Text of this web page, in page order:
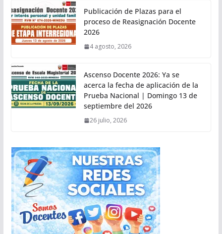
Publicación de Plazas para el
proceso de Reasignación Docente
2026
4 agosto, 2026
Ascenso Docente 2026: Ya se
acerca la fecha de aplicación de la
Prueba Nacional | Domingo 13 de
septiembre del 2026
26 julio, 2026